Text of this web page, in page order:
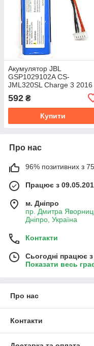
Акумулятор JBL
GSP1029102A CS-
JML320SL Charge 3 2016
mAh)
592 ₴
Купити
Про нас
96% позитивних з
Працює з
м. Дніпро
пр. Дмитра
Дніпро, Україна
Контакти
Сьогодні працює
Показати весь
Про нас
Контакти